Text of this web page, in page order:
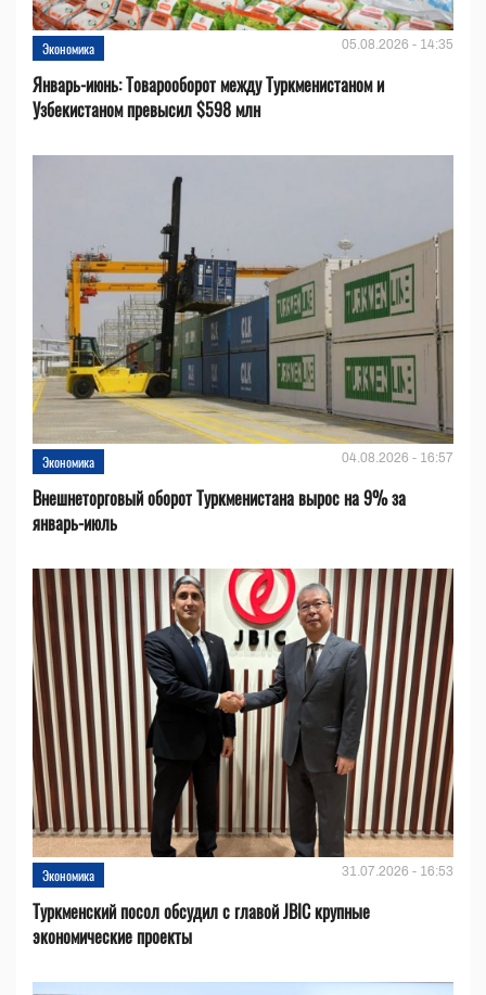
Экономика 05.08.2026 - 14:35
Январь-июнь: Товарооборот между Туркменистаном и
Узбекистаном превысил $598 млн
Экономика 04.08.2026 - 16:57
Внешнеторговый оборот Туркменистана вырос на 9% за
январь-июль
Экономика 31.07.2026 - 16:53
Туркменский посол обсудил с главой JBIC крупные
экономические проекты